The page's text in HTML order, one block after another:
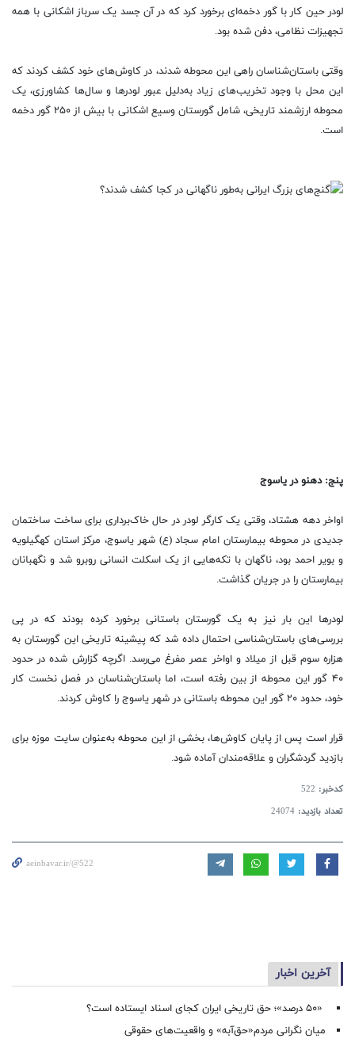
لودر حین کار با گور دخمه‌ای برخورد کرد که در آن جسد یک سرباز اشکانی با همه
تجهیزات نظامی، دفن شده بود.
وقتی باستان‌شناسان راهی این محوطه شدند، در کاوش‌های خود کشف کردند که
این محل با وجود تخریب‌های زیاد به‌دلیل عبور لودر‌ها و سال‌ها کشاورزی، یک
محوطه ارزشمند تاریخی، شامل گورستان وسیع اشکانی با بیش از ٢۵٠ گور دخمه
است.
پنج: دهنو در یاسوج
اواخر دهه هشتاد، وقتی یک کارگر لودر در حال خاک‌برداری برای ساخت ساختمان
جدیدی در محوطه بیمارستان امام سجاد (ع) شهر یاسوج، مرکز استان کهگیلویه
و بویر احمد بود، ناگهان با تکه‌هایی از یک اسکلت انسانی روبرو شد و نگهبانان
بیمارستان را در جریان گذاشت.
لودر‌ها این بار نیز به یک گورستان باستانی برخورد کرده بودند که در پی
بررسی‌های باستان‌شناسی احتمال داده شد که پیشینه تاریخی این گورستان به
هزاره سوم قبل از میلاد و اواخر عصر مفرغ می‌رسد. اگرچه گزارش شده در حدود
۴۰ گور این محوطه از بین رفته است، اما باستان‌شناسان در فصل نخست کار
خود، حدود ۲۰ گور این محوطه باستانی در شهر یاسوج را کاوش کردند.
قرار است پس از پایان کاوش‌ها، بخشی از این محوطه به‌عنوان سایت موزه برای
بازدید گردشگران و علاقه‌مندان آماده شود.
کدخبر: 522
تعداد بازدید: 24074
aeinbavar.ir/@522
آخرین اخبار
«۵۰ درصد»؛ حق تاریخی ایران کجای اسناد ایستاده است؟
میان نگرانی مردم«حق‌آبه» و واقعیت‌های حقوقی